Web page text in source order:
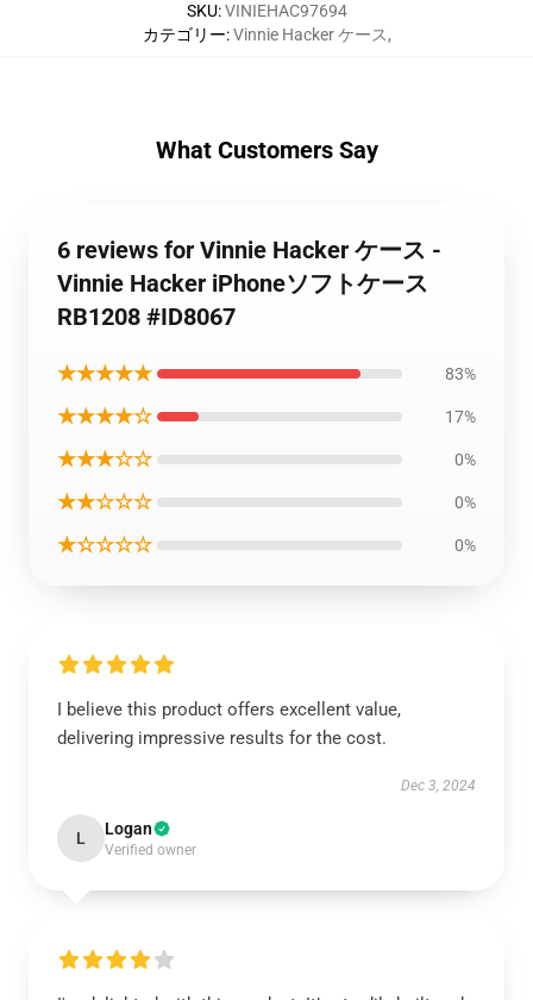
SKU:VINIEHAC97694
カテゴリー:Vinnie Hacker ケース,
What Customers Say
6 reviews for Vinnie Hacker ケース -
Vinnie Hacker iPhoneソフトケース
RB1208 #ID8067
★★★★★ 83%
★★★★☆ 17%
★★★☆☆ 0%
★★☆☆☆ 0%
★☆☆☆☆ 0%
I believe this product offers excellent value,
delivering impressive results for the cost.
Dec 3, 2024
L Logan
Verified owner